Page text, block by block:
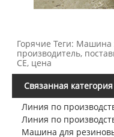
Горячие Теги: Машина
производитель,
CE, цена
Связанная категория
Линия по
Линия по
Машина для